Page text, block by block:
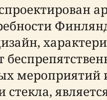
мероприятий
стекла,